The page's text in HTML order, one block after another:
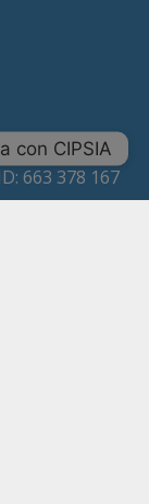
663 378 167
con CIPSIA